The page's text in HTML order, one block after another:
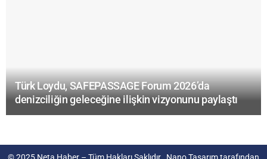
Türk Loydu, SAFEPASSAGE Forum 2026’da
denizciliğin geleceğine ilişkin vizyonunu paylaştı
© 2025 Neta Haber – Tüm Hakları Saklıdır. Nano Tasarımtarafından